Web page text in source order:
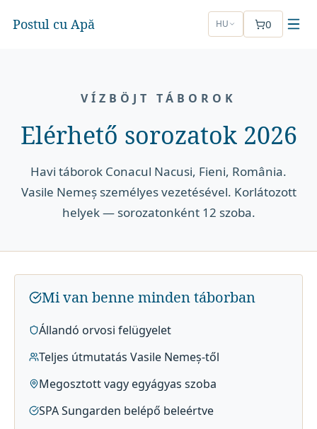
Postul cu Apă HU 0
VÍZBÖJT TÁBOROK
Elérhető sorozatok 2026
Havi táborok Conacul Nacusi, Fieni, România.
Vasile Nemeș személyes vezetésével. Korlátozott
helyek — sorozatonként 12 szoba.
Mi van benne minden táborban
Állandó orvosi felügyelet
Teljes útmutatás Vasile Nemeș-től
Megosztott vagy egyágyas szoba
SPA Sungarden belépő beleértve